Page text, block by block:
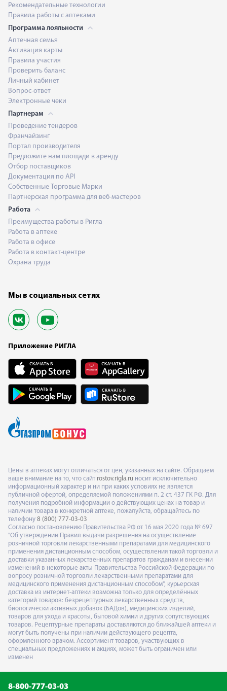
Рекомендательные технологии
Правила работы с аптеками
Программа лояльности
Аптечная семья
Активация карты
Правила участия
Проверить баланс
Личный кабинет
Вопрос-ответ
Электронные чеки
Партнерам
Проведение тендеров
Франчайзинг
Портал производителя
Предложите нам площади в аренду
Отбор поставщиков
Документация по API
Собственные Торговые Марки
Партнерская программа для веб-мастеров
Работа
Преимущества работы в Ригла
Работа в аптеке
Работа в офисе
Работа в контакт-центре
Охрана труда
Мы в социальных сетях
Приложение РИГЛА
Цены в аптеках могут отличаться от цен, указанных на сайте. Обращаем
ваше внимание на то, что сайт rostov.rigla.ru носит исключительно
информационный характер и ни при каких условиях не является
публичной офертой, определяемой положениями п. 2 ст. 437 ГК РФ. Для
получения подробной информации о действующих ценах на товар и
наличии товара в конкретной аптеке, пожалуйста, обращайтесь по
телефону 8 (800) 777-03-03
Согласно постановлению Правительства РФ от 16 мая 2020 года № 697
"Об утверждении Правил выдачи разрешения на осуществление
розничной торговли лекарственными препаратами для медицинского
применения дистанционным способом, осуществления такой торговли и
доставки указанных лекарственных препаратов гражданам и внесении
изменений в некоторые акты Правительства Российской Федерации по
вопросу розничной торговли лекарственными препаратами для
медицинского применения дистанционным способом", курьерская
доставка из интернет-аптеки возможна только для определённых
категорий товаров: безрецептурных лекарственных средств,
биологически активных добавок (БАДов), медицинских изделий,
товаров для ухода и красоты, бытовой химии и других сопутствующих
товаров. Рецептурные препараты доставляются до ближайшей аптеки и
могут быть получены при наличии действующего рецепта,
оформленного врачом. Ассортимент товаров, участвующих в
специальных предложениях и акциях, может быть ограничен или
изменен
8-800-777-03-03